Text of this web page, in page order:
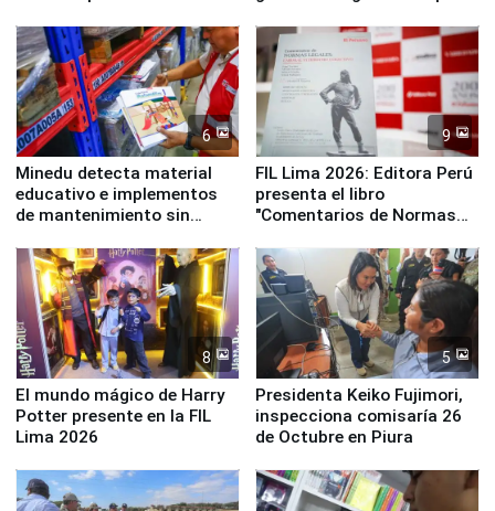
Panamericanos Lima 2027
6
Minedu detecta material
educativo e implementos
de mantenimiento sin
la UGEL 2
9
FIL Lima 2026: Editora Perú
presenta el libro
"Comentarios de Normas
Derecho Colectivo"
8
El mundo mágico de Harry
Potter presente en la FIL
Lima 2026
5
Presidenta Keiko Fujimori,
inspecciona comisaría 26
de Octubre en Piura